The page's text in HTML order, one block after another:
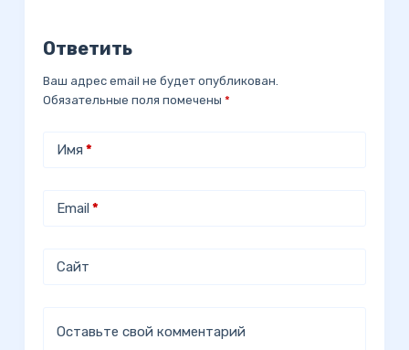
Ответить
Ваш адрес email не будет опубликован.
Обязательные поля помечены *
Имя *
Email*
Сайт
Оставьте свой комментарий